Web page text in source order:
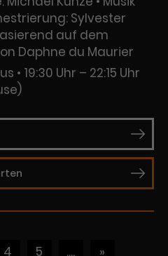
Sylvester
auf dem
Daphne du Maurier
19:30 Uhr – 22:15 Uhr
4 5 .... »